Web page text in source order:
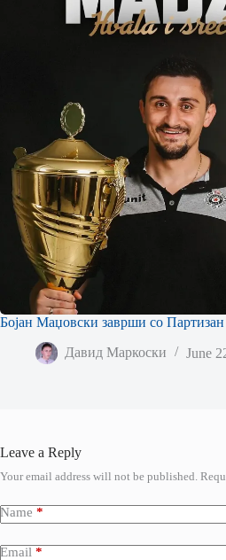
Бојан Маџовски заврши со Партизан
Давид Маркоски June
Leave a Reply
Your email address will not be published.
Name *
Email *